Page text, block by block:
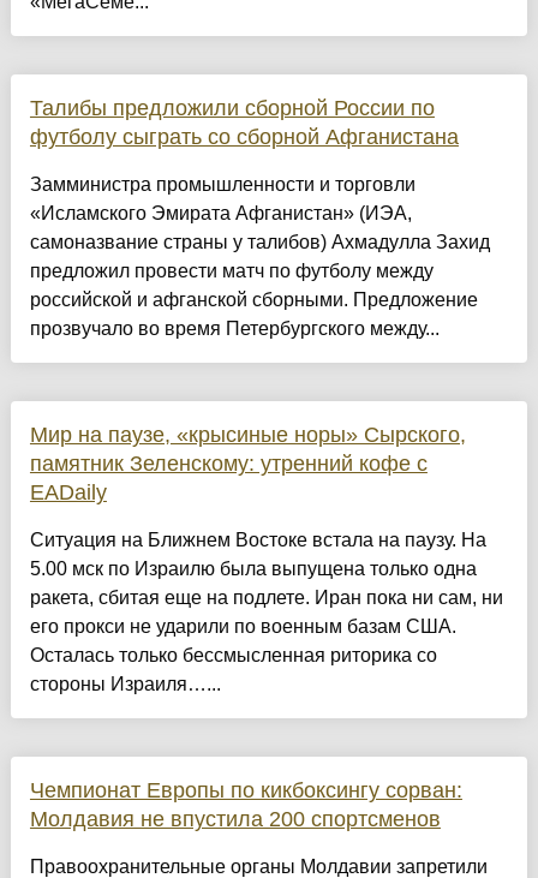
Талибы предложили сборной России по
футболу сыграть со сборной Афганистана
Замминистра промышленности и торговли
«Исламского Эмирата Афганистан» (ИЭА,
самоназвание страны у талибов) Ахмадулла Захид
предложил провести матч по футболу между
российской и афганской сборными. Предложение
прозвучало во время Петербургского между...
Мир на паузе, «крысиные норы» Сырского,
памятник Зеленскому: утренний кофе с
EADaily
Ситуация на Ближнем Востоке встала на паузу. На
5.00 мск по Израилю была выпущена только одна
ракета, сбитая еще на подлете. Иран пока ни сам, ни
его прокси не ударили по военным базам США.
Осталась только бессмысленная риторика со
стороны Израиля…...
Чемпионат Европы по кикбоксингу сорван:
Молдавия не впустила 200 спортсменов
Правоохранительные органы Молдавии запретили